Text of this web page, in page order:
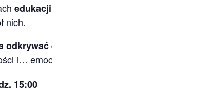
edukacji społeczno-emocjonalnej (SEL)
nich.
emocje i budować przyjaźnie!
i… emocji! ⚡💙
15:00